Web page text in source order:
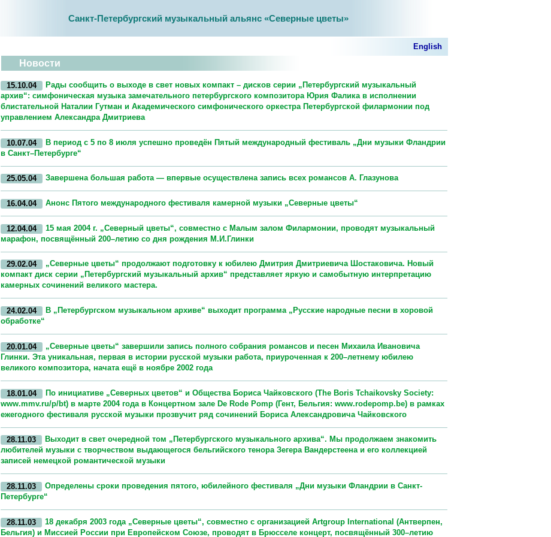
Санкт-Петербургский музыкальный альянс «Северные цветы»
English
Новости
15.10.04
Рады сообщить о выходе в свет новых компакт – дисков серии „Петербургский музыкальный
архив“: симфоническая музыка замечательного петербургского композитора Юрия Фалика в исполнении
блистательной Наталии Гутман и Академического симфонического оркестра Петербургской филармонии под
управлением Александра Дмитриева
10.07.04
В период с 5 по 8 июля успешно проведён Пятый международный фестиваль „Дни музыки Фландрии
в Санкт–Петербурге“
25.05.04 Завершена большая работа — впервые осуществлена запись всех романсов А. Глазунова
16.04.04 Анонс Пятого международного фестиваля камерной музыки „Северные цветы“
12.04.04
15 мая 2004 г. „Северный цветы“, совместно с Малым залом Филармонии, проводят музыкальный
марафон, посвящённый 200–летию со дня рождения М.И.Глинки
29.02.04
„Северные цветы“ продолжают подготовку к юбилею Дмитрия Дмитриевича Шостаковича. Новый
компакт диск серии „Петербургский музыкальный архив“ представляет яркую и самобытную интерпретацию
камерных сочинений великого мастера.
24.02.04
В „Петербургском музыкальном архиве“ выходит программа „Русские народные песни в хоровой
обработке“
20.01.04
„Северные цветы“ завершили запись полного собрания романсов и песен Михаила Ивановича
Глинки. Эта уникальная, первая в истории русской музыки работа, приуроченная к 200–летнему юбилею
великого композитора, начата ещё в ноябре 2002 года
18.01.04
По инициативе „Северных цветов“ и Общества Бориса Чайковского (The Boris Tchaikovsky Society:
www.mmv.ru/p/bt) в марте 2004 года в Концертном зале De Rode Pomp (Гент, Бельгия: www.rodepomp.be) в рамках
ежегодного фестиваля русской музыки прозвучит ряд сочинений Бориса Александровича Чайковского
28.11.03
Выходит в свет очередной том „Петербургского музыкального архива“. Мы продолжаем знакомить
любителей музыки с творчеством выдающегося бельгийского тенора Зегера Вандерстеена и его коллекцией
записей немецкой романтической музыки
28.11.03
Определены сроки проведения пятого, юбилейного фестиваля „Дни музыки Фландрии в Санкт-
Петербурге“
28.11.03
18 декабря 2003 года „Северные цветы“, совместно с организацией Artgroup International (Антверпен,
Бельгия) и Миссией России при Европейском Союзе, проводят в Брюсселе концерт, посвящённый 300–летию